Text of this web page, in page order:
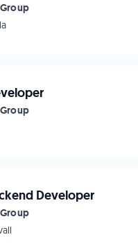
Developer